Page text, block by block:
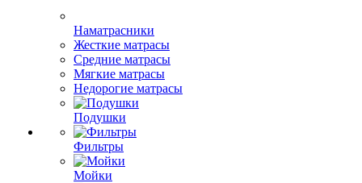
Наматрасники
Жесткие матрасы
Средние матрасы
Мягкие матрасы
Недорогие матрасы
Подушки
Фильтры
Мойки